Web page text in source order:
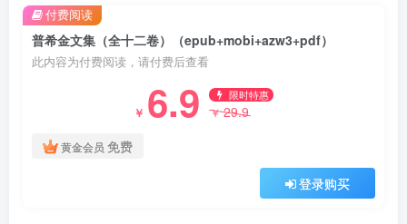
普希金文集（全十二卷）（epub+mobi+azw3+pdf）
此内容为付费阅读，请付费后查看
￥ 6.9 限时特惠
￥29.9
黄金会员 免费
登录购买
付费阅读